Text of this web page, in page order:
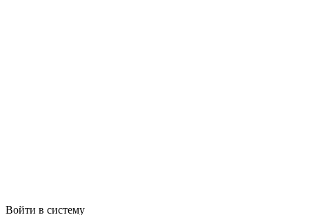
Войти в систему